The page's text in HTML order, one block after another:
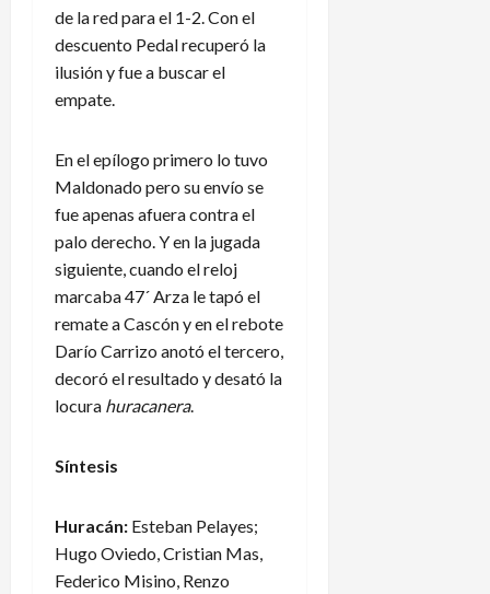
de la red para el 1-2. Con el
descuento Pedal recuperó la
ilusión y fue a buscar el
empate.
En el epílogo primero lo tuvo
Maldonado pero su envío se
fue apenas afuera contra el
palo derecho. Y en la jugada
siguiente, cuando el reloj
marcaba 47´ Arza le tapó el
remate a Cascón y en el rebote
Darío Carrizo anotó el tercero,
decoró el resultado y desató la
locura huracanera.
Síntesis
Huracán: Esteban Pelayes;
Hugo Oviedo, Cristian Mas,
Federico Misino, Renzo